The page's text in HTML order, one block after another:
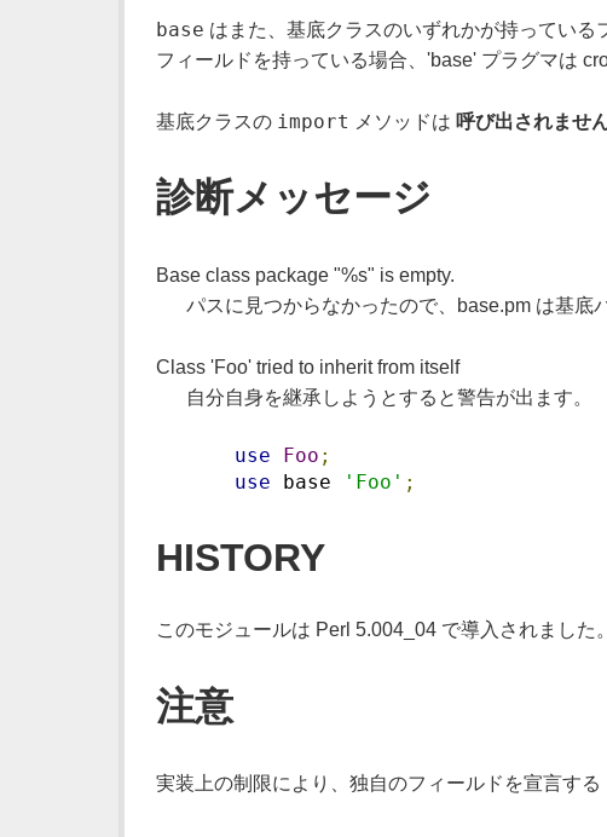
base はまた、基底クラスのいずれかが持ってい
フィールドを持っている場合、'base' プラグマは
基底クラスの import メソッドは 呼び出されませ
診断メッセージ
Base class package "%s" is empty.
パスに見つからなかったので、base.pm は基底
Class 'Foo' tried to inherit from itself
自分自身を継承しようとすると警告が出ます。
use Foo ;
use base 'Foo' ;
HISTORY
このモジュールは Perl 5.004_04 で導入されました。
注意
実装上の制限により、独自のフィールドを宣言する